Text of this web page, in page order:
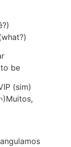
to be
(sim)
)Muitos,